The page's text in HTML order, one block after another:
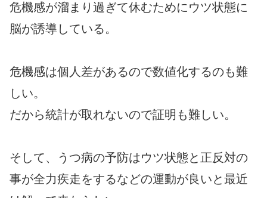
危機感が溜まり過ぎて休むためにウツ状態に
脳が誘導している。
危機感は個人差があるので数値化するのも難
しい。
だから統計が取れないので証明も難しい。
そして、うつ病の予防はウツ状態と正反対の
事が全力疾走をするなどの運動が良いと最近